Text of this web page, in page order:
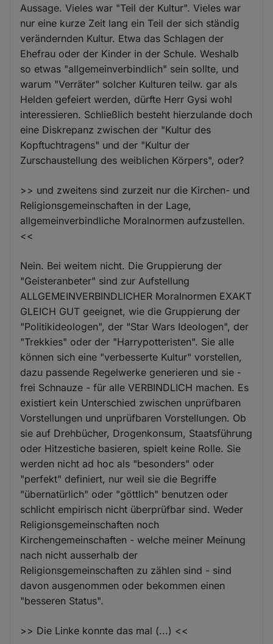
Aussage. Vieles war "Teil der Kultur". Vieles war
nur eine kurze Zeit lang ein Teil der sich ständig
verändernden Kultur. Etwa das Schlagen der
Ehefrau oder der Kinder in der Schule. Weshalb
so etwas "allgemeinverbindlich" sein sollte, und
warum "Verräter" solcher Kulturen teilw. gar als
Helden gefeiert werden, dürfte Herr Gysi wohl
interessieren. Schließlich besteht hierzulande doch
eine Diskrepanz zwischen der "Kultur des
Kopftuchtragens" und der "Kultur der
Zurschaustellung des weiblichen Körpers", oder?
>> und zweitens sind zurzeit nur die Kirchen- und
Religionsgemeinschaften in der Lage,
allgemeinverbindliche Moralnormen aufzustellen.
<<
Nein. Bei weitem nicht. Die Gruppierung der
"Geisteranbeter" sind zur Aufstellung
ALLGEMEINVERBINDLICHER Moralnormen EXAKT
GLEICH GUT geeignet, wie die Gruppierung der
"Politikideologen", der "Star Wars Ideologen", der
"Trekkies" oder der "Harrypotteristen". Sie alle
können sich eine "verbesserte Kultur" vorstellen,
dazu passende Regelwerke generieren und sie -
frei Schnauze - für alle VERBINDLICH machen. Es
existiert kein Unterschied zwischen unprüfbaren
Vorstellungen und unprüfbaren Vorstellungen. Ob
sie auf Drehbücher, Drogenkonsum, Staatsführung
oder Hitzestiche basieren, spielt keine Rolle. Sie
werden nicht ad hoc als "besonders" oder
"perfekt" definiert, nur weil sie die Begriffe
"übernatürlich" oder "göttlich" benutzen oder
schlicht empirisch nicht überprüfbar sind. Weder
Religionsgemeinschaften noch
Kirchengemeinschaften - welche meiner Meinung
nach nicht ausserhalb der
Religionsgemeinschaften zu zählen sind - sind
davon ausgenommen oder bekommen einen
"besseren Status".
>> Die Linke konnte das mal (...) <<